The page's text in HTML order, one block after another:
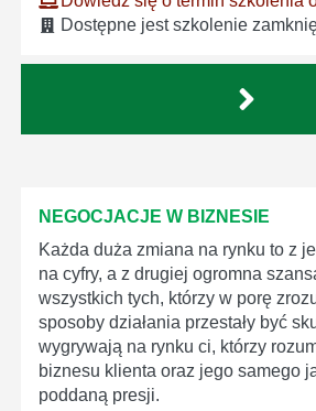
Dostępne jest szkolenie
NEGOCJACJE W BIZNESIE
Każda duża zmiana na rynku to z
na cyfry, a z drugiej ogromna
wszystkich tych, którzy w porę
sposoby działania przestały być
wygrywają na rynku ci, którzy
biznesu klienta oraz jego samego
poddaną presji.